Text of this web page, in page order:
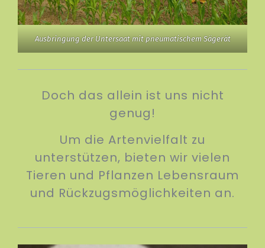
Ausbringung der Untersaat mit pneumatischem Sägerät
Doch das allein ist uns nicht
genug!
Um die Artenvielfalt zu
unterstützen, bieten wir vielen
Tieren und Pflanzen Lebensraum
und Rückzugsmöglichkeiten an.